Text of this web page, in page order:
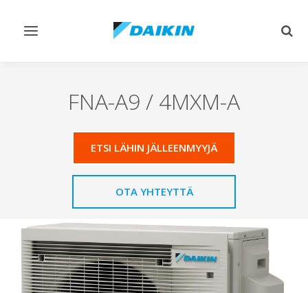
Vaihda
FNA-A9 / 4MXM-A
ETSI LÄHIN JÄLLEENMYYJÄ
OTA YHTEYTTÄ